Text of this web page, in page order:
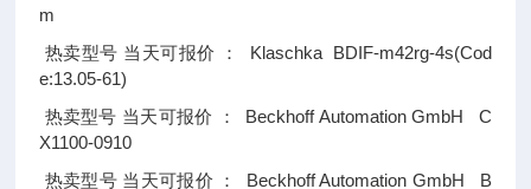
m
热卖型号 当天可报价 ：
Klaschka BDIF-m42rg-4s(Cod
e:13.05-61)
热卖型号 当天可报价 ：
Beckhoff Automation GmbH C
X1100-0910
热卖型号 当天可报价 ： Beckhoff Automation GmbH B